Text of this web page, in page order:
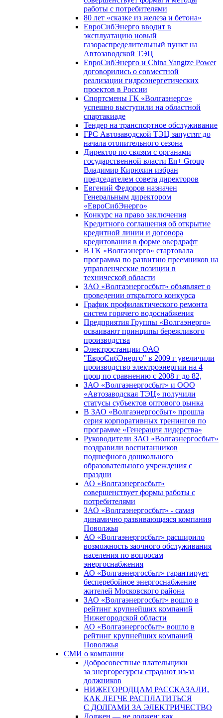
работы с потребителями
80 лет «сказке из железа и бетона»
ЕвроСибЭнерго вводит в
эксплуатацию новый
газораспределительный пункт на
Автозаводской ТЭЦ
ЕвроСибЭнерго и China Yangtze Power
договорились о совместной
реализации гидроэнергетических
проектов в России
Спортсмены ГК «Волгаэнерго»
успешно выступили на областной
спартакиаде
Тендер на транспортное обслуживание
ГРС Автозаводской ТЭЦ запустят до
начала отопительного сезона
Директор по связям с органами
государственной власти En+ Group
Владимир Кирюхин избран
председателем совета директоров
Евгений Федоров назначен
Генеральным директором
«ЕвроСибЭнерго»
Конкурс на право заключения
Кредитного соглашения об открытие
кредитной линии и договора
кредитования в форме овердрафт
В ГК «Волгаэнерго» стартовала
программа по развитию преемников на
управленческие позиции в
технической области
ЗАО «Волгаэнергосбыт» объявляет о
проведении открытого конкурса
График профилактического ремонта
систем горячего водоснабжения
Предприятия Группы «Волгаэнерго»
осваивают принципы бережливого
производства
Электростанции ОАО
"ЕвроСибЭнерго" в 2009 г увеличили
производство электроэнергии на 4
проц по сравнению с 2008 г до 82,
ЗАО «Волгаэнергосбыт» и ООО
«Автозаводская ТЭЦ» получили
статусы субъектов оптового рынка
В ЗАО «Волгаэнергосбыт» прошла
серия корпоративных тренингов по
программе «Генерация лидерства»
Руководители ЗАО «Волгаэнергосбыт»
поздравили воспитанников
подшефного дошкольного
образовательного учреждения с
праздни
АО «Волгаэнергосбыт»
совершенствует формы работы с
потребителями
ЗАО «Волгаэнергосбыт» - самая
динамично развивающаяся компания
Поволжья
АО «Волгаэнергосбыт» расширило
возможность заочного обслуживания
населения по вопросам
энергоснабжения
АО «Волгаэнергосбыт» гарантирует
бесперебойное энергоснабжение
жителей Московского района
ЗАО «Волгаэнергосбыт» вошло в
рейтинг крупнейших компаний
Нижегородской области
АО «Волгаэнергосбыт» вошло в
рейтинг крупнейших компаний
Поволжья
СМИ о компании
Добросовестные плательщики
за энергоресурсы страдают из-за
должников
НИЖЕГОРОДЦАМ РАССКАЗАЛИ,
КАК ЛЕГЧЕ РАСПЛАТИТЬСЯ
С ДОЛГАМИ ЗА ЭЛЕКТРИЧЕСТВО